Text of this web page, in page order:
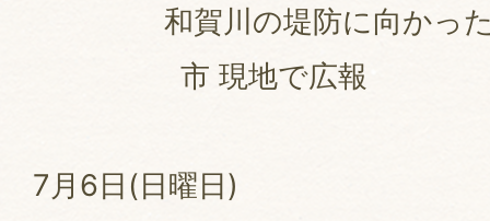
和賀川の堤防に向かっ
市 現地で広報
7月6日(日曜日)